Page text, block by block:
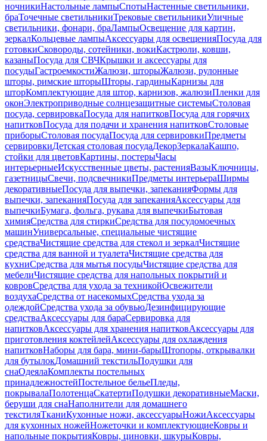
ночникиНастольные лампыСпотыНастенные светильники,
браТочечные светильникиТрековые светильникиУличные
светильники, фонари, браЛампыОсвещение для картин,
зеркалКольцевые лампыАксессуары для освещенияПосуда для
готовкиСковороды, сотейники, вокиКастрюли, ковши,
казаныПосуда для СВЧКрышки и аксессуары для
посудыГастроемкостиЖалюзи, шторыЖалюзи, рулонные
шторы, римские шторыШторы, гардиныКарнизы для
шторКомплектующие для штор, карнизов, жалюзиПленки для
оконЭлектроприводные солнцезащитные системыСтоловая
посуда, сервировкаПосуда для напитковПосуда для горячих
напитковПосуда для подачи и хранения напитковСтоловые
приборыСтоловая посудаПосуда для сервировкиПредметы
сервировкиДетская столовая посудаДекорЗеркалаКашпо,
стойки для цветовКартины, постерыЧасы
интерьерныеИскусственные цветы, растенияВазыКлючницы,
газетницыСвечи, подсвечникиПредметы интерьераШирмы
декоративныеПосуда для выпечки, запеканияФормы для
выпечки, запеканияПосуда для запеканияАксессуары для
выпечкиБумага, фольга, рукава для выпечкиБытовая
химияСредства для стиркиСредства для посудомоечных
машинУниверсальные, специальные чистящие
средстваЧистящие средства для стекол и зеркалЧистящие
средства для ванной и туалетаЧистящие средства для
кухниСредства для мытья посудыЧистящие средства для
мебелиЧистящие средства для напольных покрытий и
ковровСредства для ухода за техникойОсвежители
воздухаСредства от насекомыхСредства ухода за
одеждойСредства ухода за обувьюДезинфицирующие
средстваАксессуары для бараСервировка для
напитковАксессуары для хранения напитковАксессуары для
приготовления коктейлейАксессуары для охлаждения
напитковНаборы для бара, мини-барыШтопоры, открывалки
для бутылокДомашний текстильПодушки для
снаОдеялаКомплекты постельных
принадлежностейПостельное бельеПледы,
покрывалаПолотенцаСкатертиПодушки декоративныеМаски,
беруши для снаНаполнители для домашнего
текстиляТканиКухонные ножи, аксессуарыНожиАксессуары
для кухонных ножейНожеточки и комплектующиеКовры и
напольные покрытияКовры, циновки, шкурыКовры,